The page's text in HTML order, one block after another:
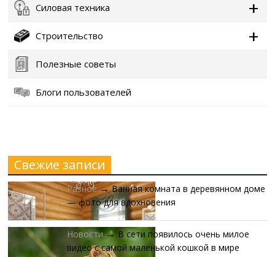
Силовая техника
Строительство
Полезные советы
Блоги пользователей
Свежие записи
Разное → Ванная комната в деревянном доме
— фото для вдохновения
Новости → В сети появилось очень милое
видео с самой маленькой кошкой в мире